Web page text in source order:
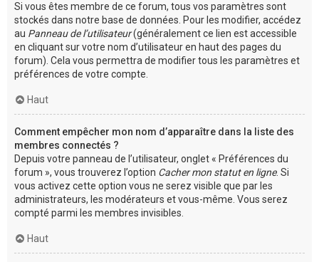
Si vous êtes membre de ce forum, tous vos paramètres sont
stockés dans notre base de données. Pour les modifier, accédez
au Panneau de l’utilisateur(généralement ce lien est accessible
en cliquant sur votre nom d’utilisateur en haut des pages du
forum). Cela vous permettra de modifier tous les paramètres et
préférences de votre compte.
Haut
Comment empêcher mon nom d’apparaître dans la liste des
membres connectés ?
Depuis votre panneau de l’utilisateur, onglet « Préférences du
forum », vous trouverez l’option Cacher mon statut en ligne. Si
vous activez cette option vous ne serez visible que par les
administrateurs, les modérateurs et vous-même. Vous serez
compté parmi les membres invisibles.
Haut